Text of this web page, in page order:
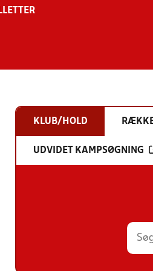
KLUB/HOLD
UDVIDET KAMPSØGNING